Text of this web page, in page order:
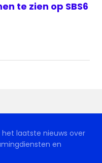
te zien op SBS6
laatste nieuws over
en